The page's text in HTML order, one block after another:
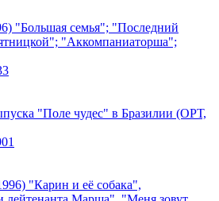
"Большая семья"; "Последний
"Аккомпаниаторша";
"Поле чудес" в Бразилии (ОРТ,
"Карин и её собака",